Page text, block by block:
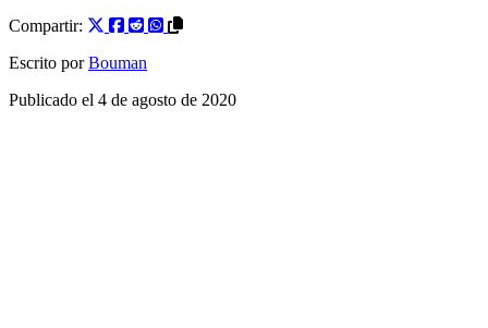
Compartir:
Escrito por Bouman
Publicado el 4 de agosto de 2020